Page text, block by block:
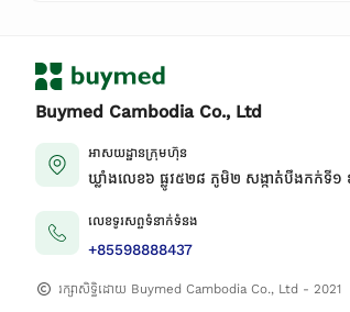
Buymed Cambodia Co., Ltd
អាសយដ្ឋានក្រុមហ៊ុន
ឃ្លាំងលេខ៦ ផ្លូវ៥២៨ ភូមិ២ សង្កាត់់បឹងកក់ទី១
លេខទូរសព្ទទំនាក់ទំនង
+85598888437
រក្សាសិទ្ធិដោយ Buymed Cambodia Co., Ltd - 2021